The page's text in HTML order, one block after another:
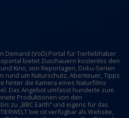
Demand (VoD) Portal für Tierliebhaber
bietet Zuschauern kostenlos den
Kino, von Reportagen, Doku-Serien
rund um Naturschutz, Abenteuer, Tipps
hinter die Kamera eines Naturfilms
Das Angebot umfasst hunderte zum
Produktionen von den
zu „BBC Earth” und eigens für das
live ist verfügbar als Website,